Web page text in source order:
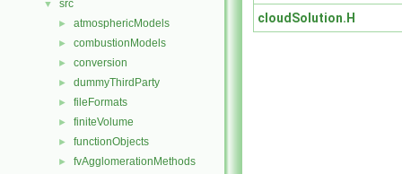
▼ src
► atmosphericModels
► combustionModels
► conversion
► dummyThirdParty
► fileFormats
► finiteVolume
► functionObjects
► fvAgglomerationMethods
cloudSolution.H